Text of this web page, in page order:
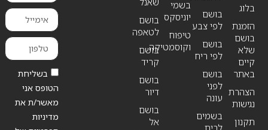
בלוג
הזמנת
בושם
שלא
קיים
באתר
הצהרת
נגישות
תקנון
בשמי
יוניסקס
טיפוח
וקוסמטיקה
בושם
לפי צבע
בושם
לפי ריח
בושם
לפני
עונה
בשמים
בושם
לטאפה
בושם
קריד
בושם
דיור
בושם
אל
בשליחת
הטופס אני
מאשר/ת את
מדיניות